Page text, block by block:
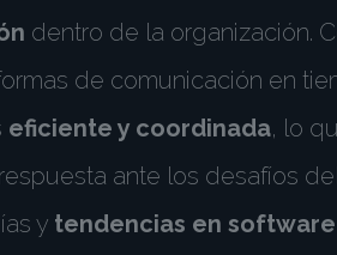
dentro de la organización.
de comunicación en
eficiente y coordinada, lo
ante los desafíos
y tendencias en